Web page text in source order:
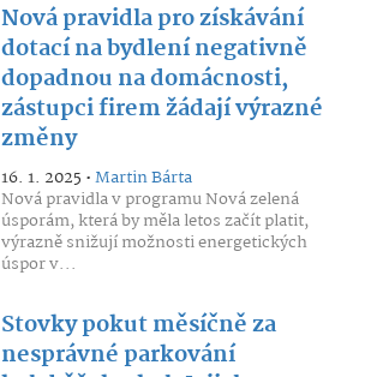
Nová pravidla pro získávání
dotací na bydlení negativně
dopadnou na domácnosti,
zástupci firem žádají výrazné
změny
16. 1. 2025 •Martin Bárta
Nová pravidla v programu Nová zelená
úsporám, která by měla letos začít platit,
výrazně snižují možnosti energetických
úspor v...
Stovky pokut měsíčně za
nesprávné parkování